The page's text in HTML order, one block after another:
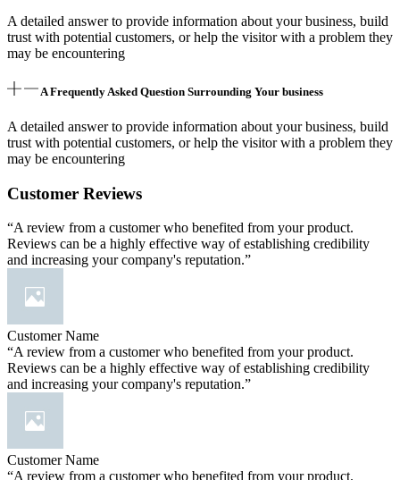
A detailed answer to provide information about your business, build
trust with potential customers, or help the visitor with a problem they
may be encountering
A Frequently Asked Question Surrounding Your business
A detailed answer to provide information about your business, build
trust with potential customers, or help the visitor with a problem they
may be encountering
Customer Reviews
“A review from a customer who benefited from your product.
Reviews can be a highly effective way of establishing credibility
and increasing your company's reputation.”
Customer Name
“A review from a customer who benefited from your product.
Reviews can be a highly effective way of establishing credibility
and increasing your company's reputation.”
Customer Name
“A review from a customer who benefited from your product.